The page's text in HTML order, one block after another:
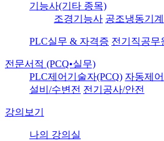
기능사(기타 종목)
조경기능사 공조냉동기
PLC실무 & 자격증 전기직공무
전문서적 (PCQ•실무)
PLC제어기술자(PCQ) 자동제
설비/수변전 전기공사/안전
강의보기
나의 강의실